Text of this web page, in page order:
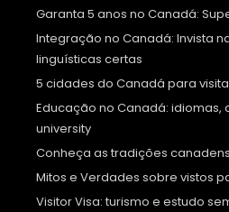
Garanta 5 anos no Canadá:
Integração no Canadá: Invista
linguísticas certas
5 cidades do Canadá para
Educação no Canadá: idiomas,
university
Conheça as tradições
Mitos e Verdades sobre vistos
Visitor Visa: turismo e estudo